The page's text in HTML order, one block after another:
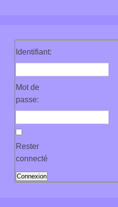
Identifiant:
Mot de
passe:
Rester
connecté
Connexion